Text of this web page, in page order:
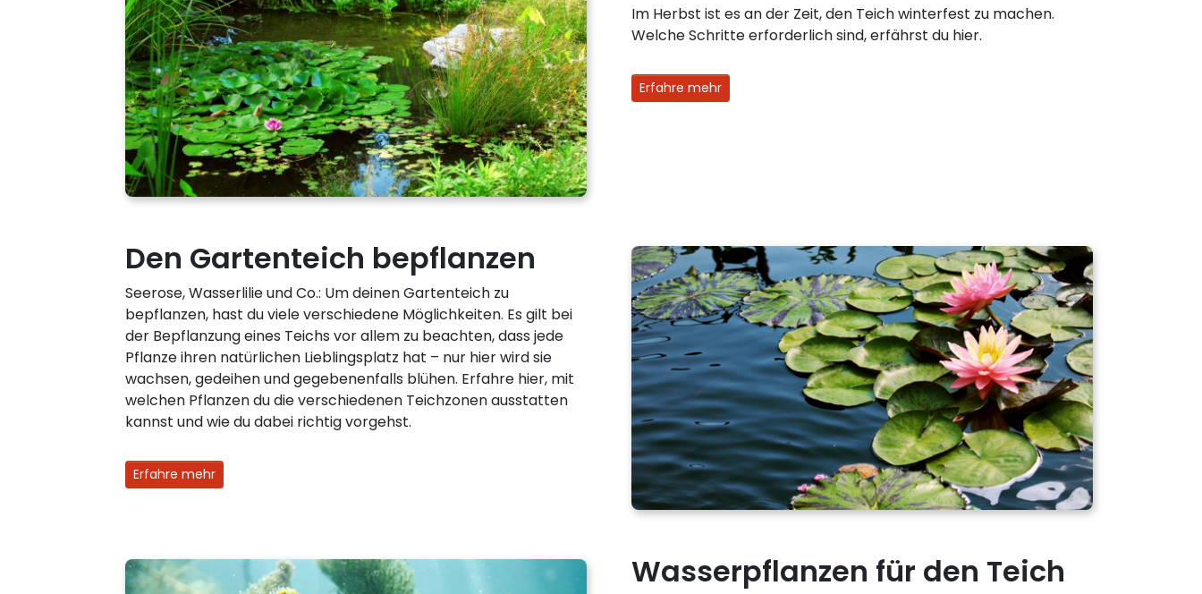
Im Herbst ist es an der Zeit, den Teich winterfest zu machen.
Welche Schritte erforderlich sind, erfährst du hier.
Erfahre mehr
Den Gartenteich bepflanzen
Seerose, Wasserlilie und Co.: Um deinen Gartenteich zu
bepflanzen, hast du viele verschiedene Möglichkeiten. Es gilt bei
der Bepflanzung eines Teichs vor allem zu beachten, dass jede
Pflanze ihren natürlichen Lieblingsplatz hat – nur hier wird sie
wachsen, gedeihen und gegebenenfalls blühen. Erfahre hier, mit
welchen Pflanzen du die verschiedenen Teichzonen ausstatten
kannst und wie du dabei richtig vorgehst.
Erfahre mehr
Wasserpflanzen für den Teich